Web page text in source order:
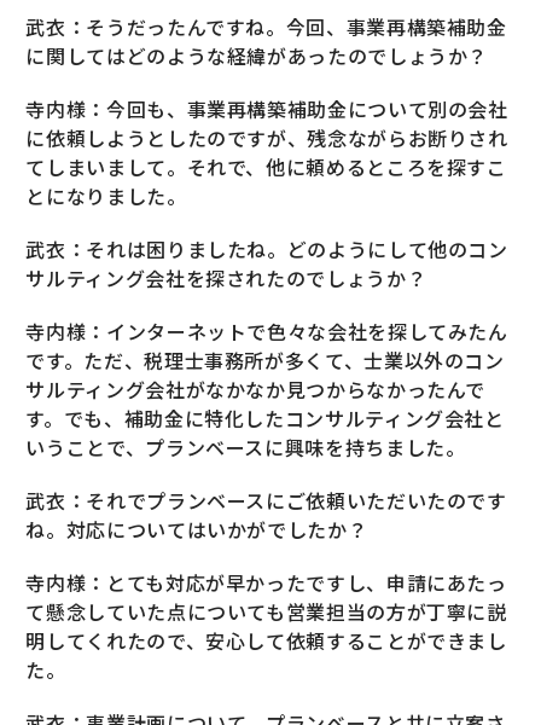
武衣：そうだったんですね。今回、事業再構築補助金
に関してはどのような経緯があったのでしょうか？
寺内様：今回も、事業再構築補助金について別の会社
に依頼しようとしたのですが、残念ながらお断りされ
てしまいまして。それで、他に頼めるところを探すこ
とになりました。
武衣：それは困りましたね。どのようにして他のコン
サルティング会社を探されたのでしょうか？
寺内様：インターネットで色々な会社を探してみたん
です。ただ、税理士事務所が多くて、士業以外のコン
サルティング会社がなかなか見つからなかったんで
す。でも、補助金に特化したコンサルティング会社と
いうことで、プランベースに興味を持ちました。
武衣：それでプランベースにご依頼いただいたのです
ね。対応についてはいかがでしたか？
寺内様：とても対応が早かったですし、申請にあたっ
て懸念していた点についても営業担当の方が丁寧に説
明してくれたので、安心して依頼することができまし
た。